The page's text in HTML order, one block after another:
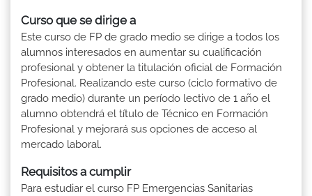
Curso que se dirige a
Este curso de FP de grado medio se dirige a todos los
alumnos interesados en aumentar su cualificación
profesional y obtener la titulación oficial de Formación
Profesional. Realizando este curso (ciclo formativo de
grado medio) durante un período lectivo de 1 año el
alumno obtendrá el título de Técnico en Formación
Profesional y mejorará sus opciones de acceso al
mercado laboral.
Requisitos a cumplir
Para estudiar el curso FP Emergencias Sanitarias